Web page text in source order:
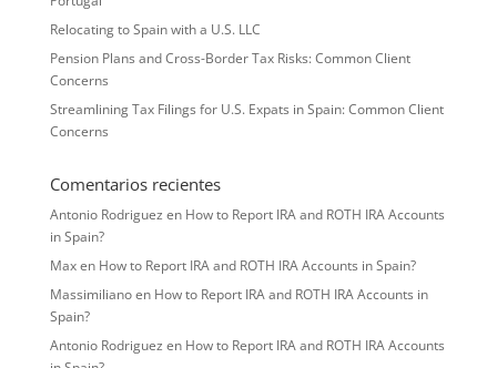
Relocating to Spain with a U.S. LLC
Pension Plans and Cross-Border Tax Risks: Common Client
Concerns
Streamlining Tax Filings for U.S. Expats in Spain: Common Client
Concerns
Comentarios recientes
Antonio Rodriguez en How to Report IRA and ROTH IRA Accounts
in Spain?
Maxen How to Report IRA and ROTH IRA Accounts in Spain?
Massimilianoen How to Report IRA and ROTH IRA Accounts in
Spain?
Antonio Rodriguez en How to Report IRA and ROTH IRA Accounts